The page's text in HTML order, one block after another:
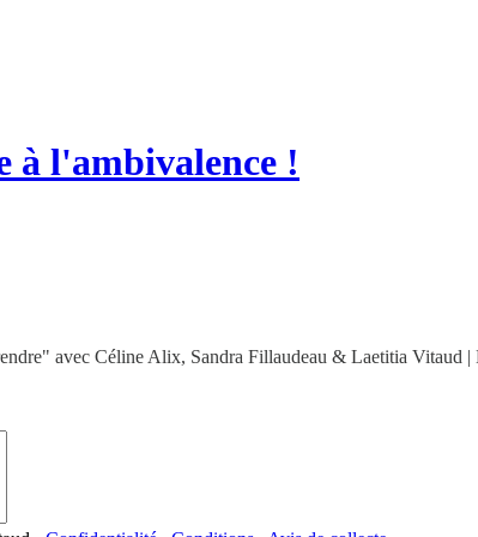
à l'ambivalence !
avec Céline Alix, Sandra Fillaudeau & Laetitia Vitaud |